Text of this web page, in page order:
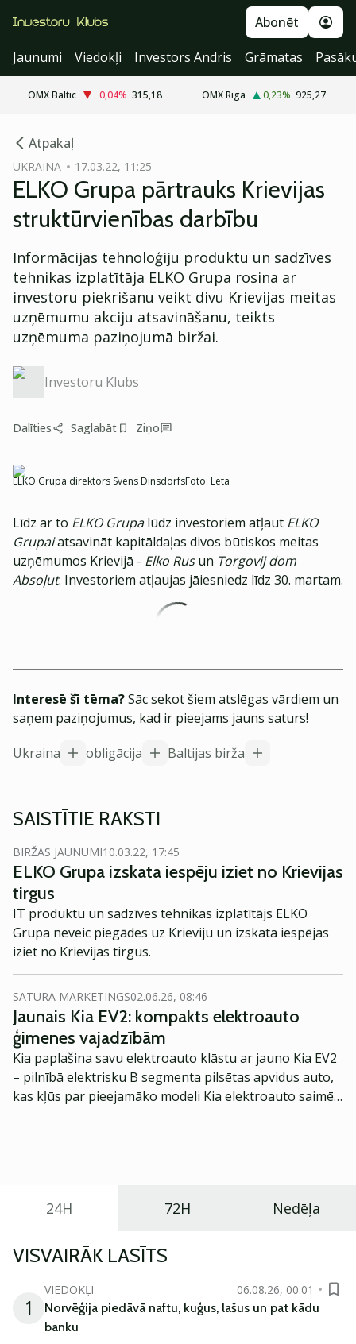
Abonēt
Jaunumi
Viedokļi Investors Andris Grāmatas
OMX Baltic −0,04% 315,18 OMX Riga 0,23% 925,27
Atpakaļ
UKRAINA 17.03.22, 11:25
ELKO Grupa pārtrauks Krievijas
struktūrvienības darbību
Informācijas tehnoloģiju produktu un sadzīves
tehnikas izplatītāja ELKO Grupa rosina ar
investoru piekrišanu veikt divu Krievijas meitas
uzņēmumu akciju atsavināšanu, teikts
uzņēmuma paziņojumā biržai.
Investoru Klubs
Dalīties Saglabāt Ziņo
ELKO Grupa direktors Svens DinsdorfsFoto: Leta
Līdz ar to ELKO Grupalūdz investoriem atļaut ELKO
Grupaiatsavināt kapitāldaļas divos būtiskos meitas
uzņēmumos Krievijā - Elko Rusun Torgovij dom
Absoļut. Investoriem atļaujas jāiesniedz līdz 30. martam.
Interesē šī tēma?Sāc sekot šiem atslēgas vārdiem un
saņem paziņojumus, kad ir pieejams jauns saturs!
Ukraina
obligācija Baltijas birža
SAISTĪTIE RAKSTI
BIRŽAS JAUNUMI10.03.22, 17:45
ELKO Grupa izskata iespēju iziet no Krievijas
tirgus
IT produktu un sadzīves tehnikas izplatītājs ELKO
Grupa neveic piegādes uz Krieviju un izskata iespējas
iziet no Krievijas tirgus.
SATURA MĀRKETINGS02.06.26, 08:46
Jaunais Kia EV2: kompakts elektroauto
ģimenes vajadzībām
Kia paplašina savu elektroauto klāstu ar jauno Kia EV2
– pilnībā elektrisku B segmenta pilsētas apvidus auto,
kas kļūs par pieejamāko modeli Kia elektroauto saimē
24H 72H Nedēļa
VISVAIRĀK LASĪTS
1
VIEDOKĻI
06.08.26, 00:01
Norvēģija piedāvā naftu, kuģus, lašus un pat kādu
banku